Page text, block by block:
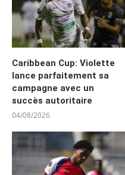
Caribbean Cup: Violette
lance parfaitement sa
campagne avec un
succès autoritaire
04/08/2026